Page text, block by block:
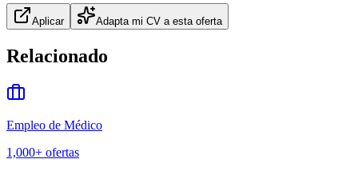
Aplicar Adapta mi CV a esta oferta
Relacionado
Empleo de Médico
1,000+ ofertas